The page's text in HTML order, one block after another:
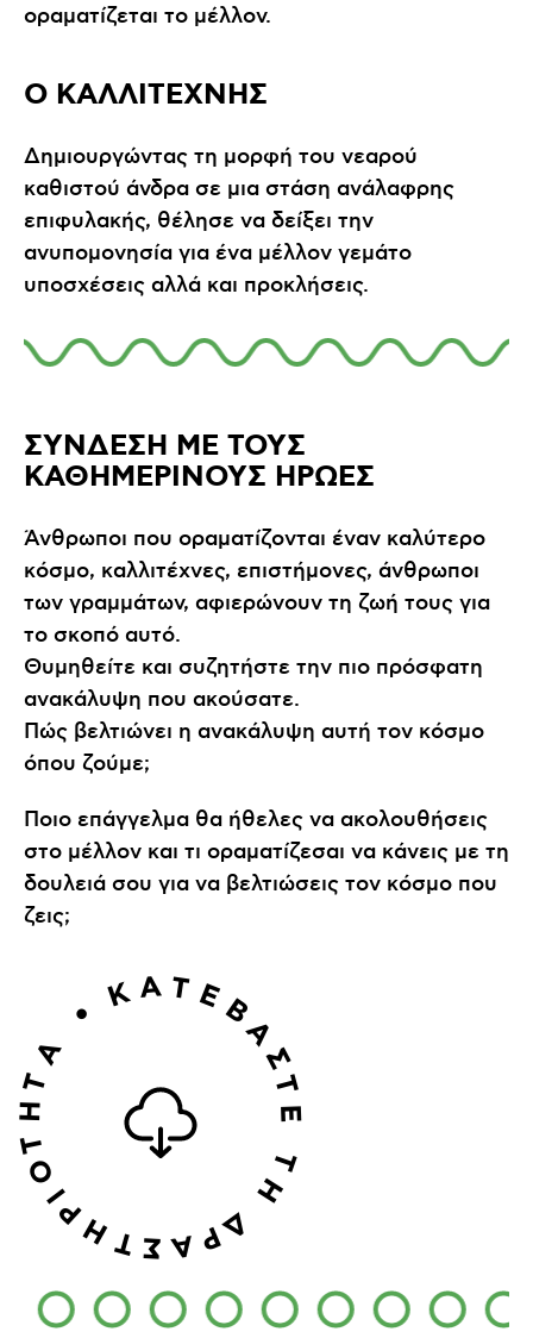
οραματίζεται το μέλλον.
Ο ΚΑΛΛΙΤΕΧΝΗΣ
Δημιουργώντας τη μορφή του νεαρού
καθιστού άνδρα σε μια στάση ανάλαφρης
επιφυλακής, θέλησε να δείξει την
ανυπομονησία για ένα μέλλον γεμάτο
υποσχέσεις αλλά και προκλήσεις.
ΣΥΝΔΕΣΗ ΜΕ ΤΟΥΣ
ΚΑΘΗΜΕΡΙΝΟΥΣ ΗΡΩΕΣ
Άνθρωποι που οραματίζονται έναν καλύτερο
κόσμο, καλλιτέχνες, επιστήμονες, άνθρωποι
των γραμμάτων, αφιερώνουν τη ζωή τους για
το σκοπό αυτό.
Θυμηθείτε και συζητήστε την πιο πρόσφατη
ανακάλυψη που ακούσατε.
Πώς βελτιώνει η ανακάλυψη αυτή τον κόσμο
όπου ζούμε;
Ποιο επάγγελμα θα ήθελες να ακολουθήσεις
στο μέλλον και τι οραματίζεσαι να κάνεις με τη
δουλειά σου για να βελτιώσεις τον κόσμο που
ζεις;
• Κ Α Τ ΕΒ
Α
Σ
Τ
Ε
Τ
Η
Δ
Ρ
Α
Σ
Τ
Η
Ρ
Ι
Ο
Τ
Η
Τ
A